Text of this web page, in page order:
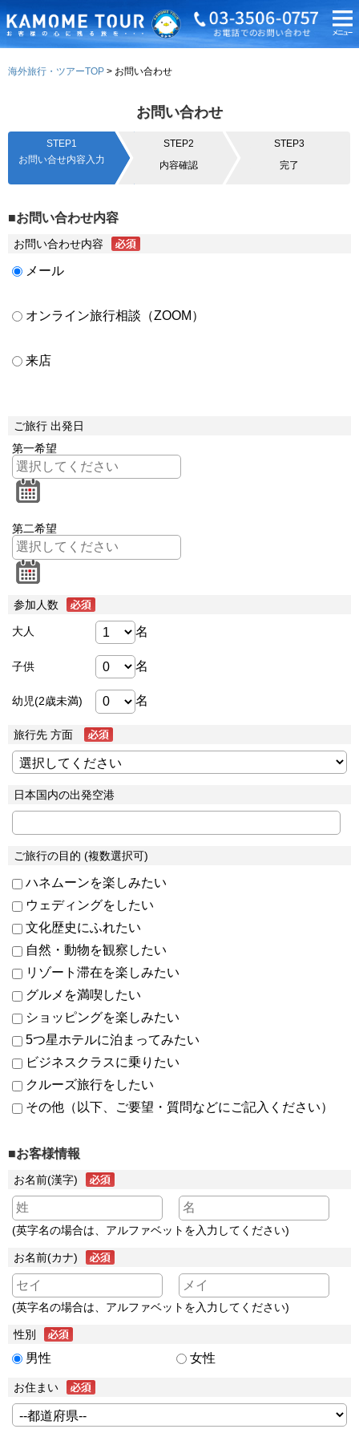
海外旅行・ツアーTOP お問い合わせ
お問い合わせ
STEP1
お問い合せ内容入力
STEP2
内容確認
STEP3
完了
■お問い合わせ内容
お問い合わせ内容
メール
オンライン旅行相談（ZOOM）
来店
ご旅行 出発日
第一希望
第二希望
参加人数
大人 名
子供 名
幼児(2歳未満) 名
旅行先 方面
日本国内の出発空港
ご旅行の目的 (複数選択可)
ハネムーンを楽しみたい
ウェディングをしたい
文化歴史にふれたい
自然・動物を観察したい
リゾート滞在を楽しみたい
グルメを満喫したい
ショッピングを楽しみたい
5つ星ホテルに泊まってみたい
ビジネスクラスに乗りたい
クルーズ旅行をしたい
その他（以下、ご要望・質問などにご記入ください）
■お客様情報
お名前(漢字)
(英字名の場合は、アルファベットを入力してください)
お名前(カナ)
(英字名の場合は、アルファベットを入力してください)
性別
男性 女性
お住まい